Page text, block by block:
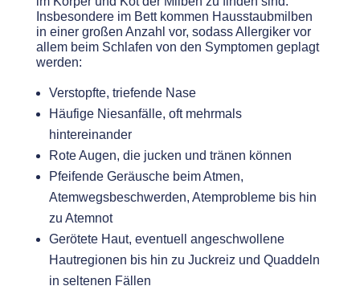
Insbesondere im Bett kommen Hausstaubmilben
in einer großen Anzahl vor, sodass Allergiker vor
allem beim Schlafen von den Symptomen geplagt
werden:
Verstopfte, triefende Nase
Häufige Niesanfälle, oft mehrmals
hintereinander
Rote Augen, die jucken und tränen können
Pfeifende Geräusche beim Atmen,
Atemwegsbeschwerden, Atemprobleme bis hin
zu Atemnot
Gerötete Haut, eventuell angeschwollene
Hautregionen bis hin zu Juckreiz und Quaddeln
in seltenen Fällen